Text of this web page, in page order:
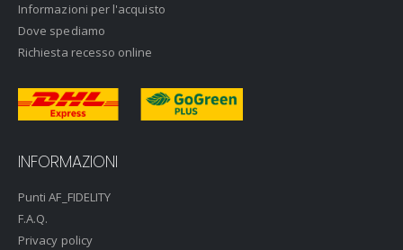
Informazioni per l'acquisto
Dove spediamo
Richiesta recesso online
INFORMAZIONI
Punti AF_FIDELITY
F.A.Q.
Privacy policy